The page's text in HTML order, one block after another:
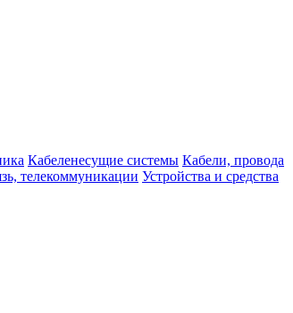
Кабеленесущие системы Кабели, провода
телекоммуникации Устройства и средства